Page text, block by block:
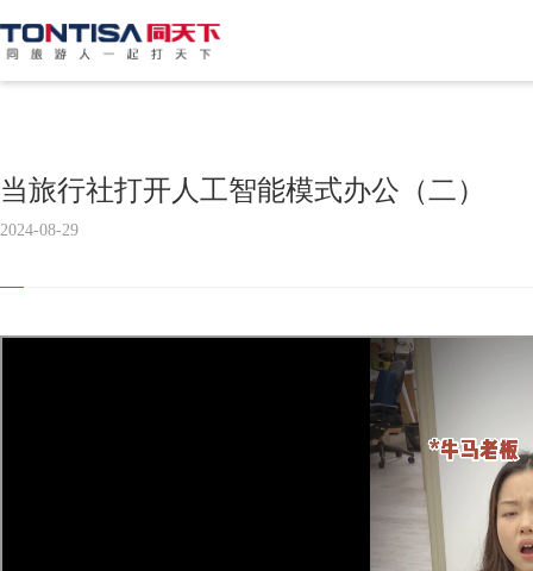
当旅行社打开人工智能模式办公（二）
2024-08-29